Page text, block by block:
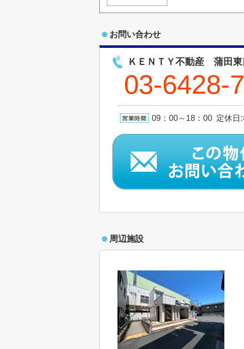
お問い合わせ
ＫＥＮＴＹ不動産 蒲田東
03-6428-
09：00～18：00 定休日:
周辺施設